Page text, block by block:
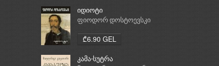
იდიოტი
ფიოდორ დოსტოევსკი
₾6.90 GEL
კამა-სუტრა